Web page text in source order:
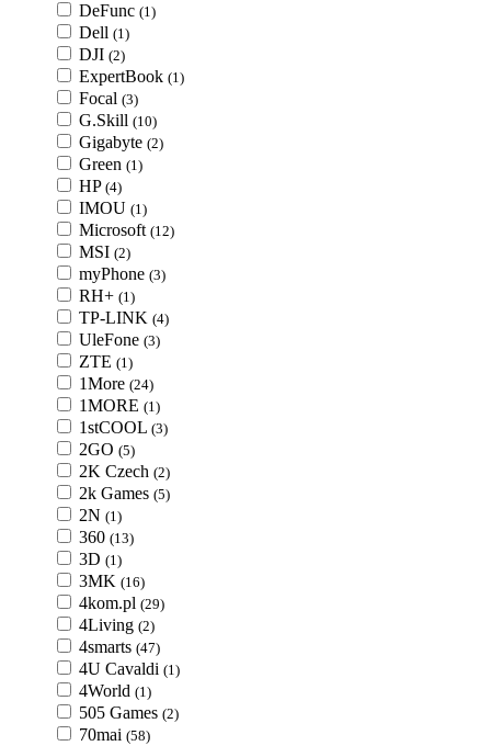
DeFunc (1)
Dell (1)
DJI (2)
ExpertBook (1)
Focal (3)
G.Skill (10)
Gigabyte (2)
Green (1)
HP (4)
IMOU (1)
Microsoft (12)
MSI (2)
myPhone (3)
RH+ (1)
TP-LINK (4)
UleFone (3)
ZTE (1)
1More (24)
1MORE (1)
1stCOOL (3)
2GO (5)
2K Czech (2)
2k Games (5)
2N (1)
360 (13)
3D (1)
3MK (16)
4kom.pl (29)
4Living (2)
4smarts (47)
4U Cavaldi (1)
4World (1)
505 Games (2)
70mai (58)